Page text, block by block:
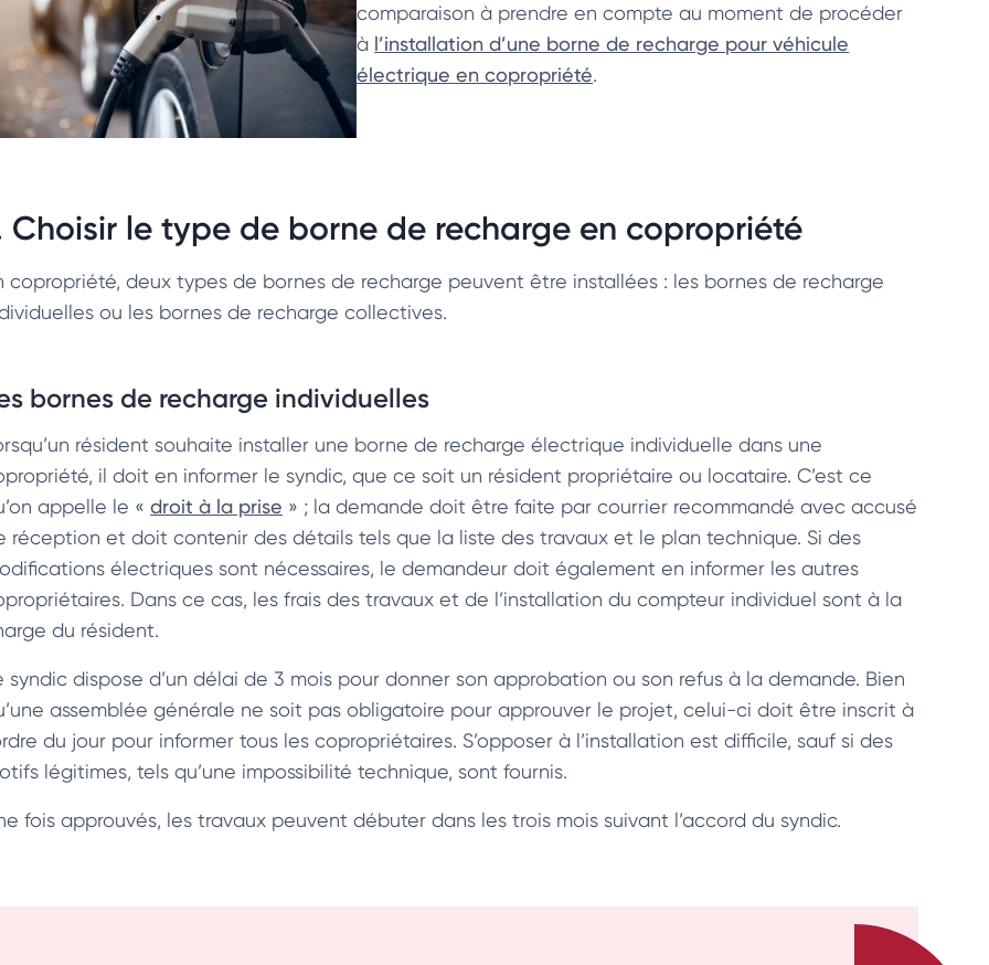
comparaison à prendre en compte au moment de procéder
à l’installation d’une borne de recharge pour véhicule
électrique en copropriété.
Choisir le type de borne de recharge en copropriété
copropriété, deux types de bornes de recharge peuvent être installées : les bornes de recharge
ou les bornes de recharge collectives.
bornes de recharge individuelles
résident souhaite installer une borne de recharge électrique individuelle dans une
il doit en informer le syndic, que ce soit un résident propriétaire ou locataire. C’est ce
appelle le « droit à la prise » ; la demande doit être faite par courrier recommandé avec accusé
réception et doit contenir des détails tels que la liste des travaux et le plan technique. Si des
électriques sont nécessaires, le demandeur doit également en informer les autres
Dans ce cas, les frais des travaux et de l’installation du compteur individuel sont à la
du résident.
syndic dispose d’un délai de 3 mois pour donner son approbation ou son refus à la demande. Bien
assemblée générale ne soit pas obligatoire pour approuver le projet, celui-ci doit être inscrit à
du jour pour informer tous les copropriétaires. S’opposer à l’installation est difficile, sauf si des
légitimes, tels qu’une impossibilité technique, sont fournis.
fois approuvés, les travaux peuvent débuter dans les trois mois suivant l’accord du syndic.